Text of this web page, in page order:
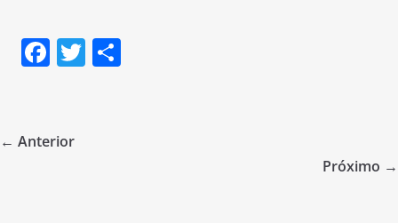
F
e
T
← Anterior
Próximo →